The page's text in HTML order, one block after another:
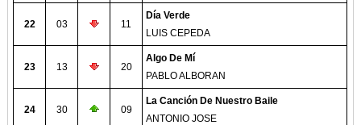
22 03 11
Día Verde
LUIS CEPEDA
23 13 20
Algo De Mí
PABLO ALBORAN
24 30 09
La Canción De Nuestro Baile
ANTONIO JOSE